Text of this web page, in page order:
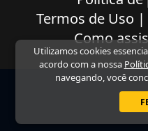
Utilizamos cookies
acordo com a nossa
navegando, você
Termos de Uso |
Como